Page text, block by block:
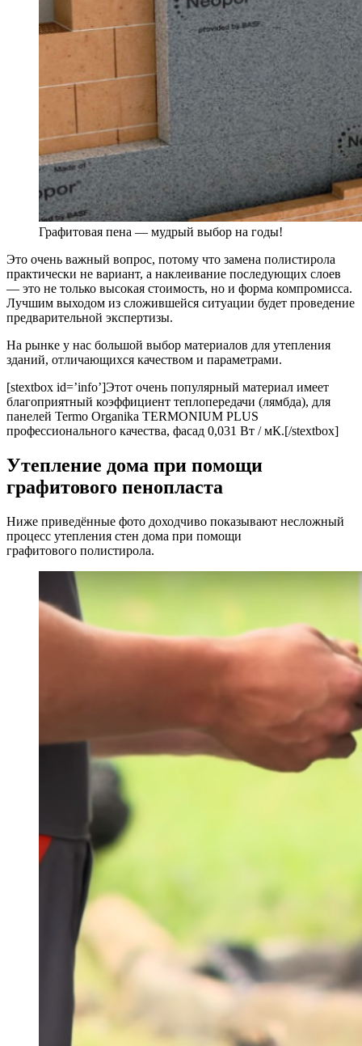
Графитовая пена — мудрый выбор на годы!
Это очень важный вопрос, потому что замена полистирола
практически не вариант, а наклеивание последующих слоев
— это не только высокая стоимость, но и форма компромисса.
Лучшим выходом из сложившейся ситуации будет проведение
предварительной экспертизы.
На рынке у нас большой выбор материалов для утепления
зданий, отличающихся качеством и параметрами.
[stextbox id=’info’]Этот очень популярный материал имеет
благоприятный коэффициент теплопередачи (лямбда), для
панелей Termo Organika TERMONIUM PLUS
профессионального качества, фасад 0,031 Вт / мК.[/stextbox]
Утепление дома при помощи
графитового пенопласта
Ниже приведённые фото доходчиво показывают несложный
процесс утепления стен дома при помощи
графитового полистирола.